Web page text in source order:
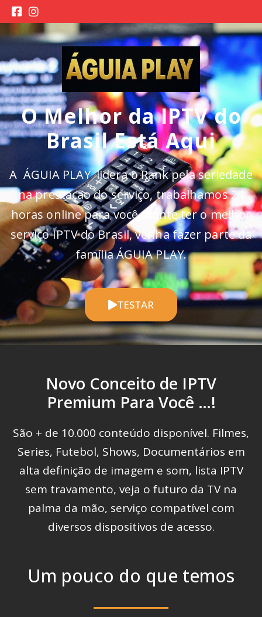
O Melhor da IPTV do
Brasil Está Aqui
A ÁGUIA PLAY lidera o Rank pela seriedade
na prestação do serviço, trabalhamos 24
horas online para você cliente ter o melhor
serviço IPTV do Brasil, venha fazer parte da
família ÁGUIA PLAY.
TESTAR
Novo Conceito de IPTV
Premium Para Você …!
São + de 10.000 conteúdo disponível. Filmes,
Series, Futebol, Shows, Documentários em
alta definição de imagem e som, lista IPTV
sem travamento, veja o futuro da TV na
palma da mão, serviço compatível com
diversos dispositivos de acesso.
Um pouco do que temos